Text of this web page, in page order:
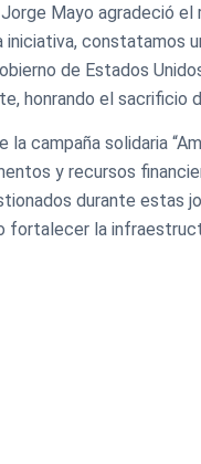
Mayo agradeció
constatamos
de Estados
honrando el sacrificio
campaña solidaria
y recursos
durante estas
fortalecer la